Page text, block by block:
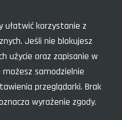
ułatwić korzystanie z
Jeśli nie blokujesz
użycie oraz zapisanie w
samodzielnie
przeglądarki. Brak
wyrażenie zgody.